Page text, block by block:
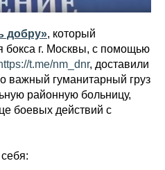
добру», который
бокса г. Москвы, с помощью
t.me/nm_dnr, доставили
важный гуманитарный груз
районную больницу,
боевых действий с